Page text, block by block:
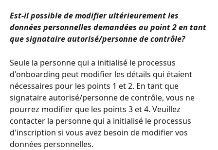
Est-il possible de modifier ultérieurement les
données personnelles demandées au point 2 en tant
que signataire autorisé/personne de contrôle?
Seule la personne qui a initialisé le processus
d'onboarding peut modifier les détails qui étaient
nécessaires pour les points 1 et 2. En tant que
signataire autorisé/personne de contrôle, vous ne
pourrez modifier que les points 3 et 4. Veuillez
contacter la personne qui a initialisé le processus
d'inscription si vous avez besoin de modifier vos
données personnelles.